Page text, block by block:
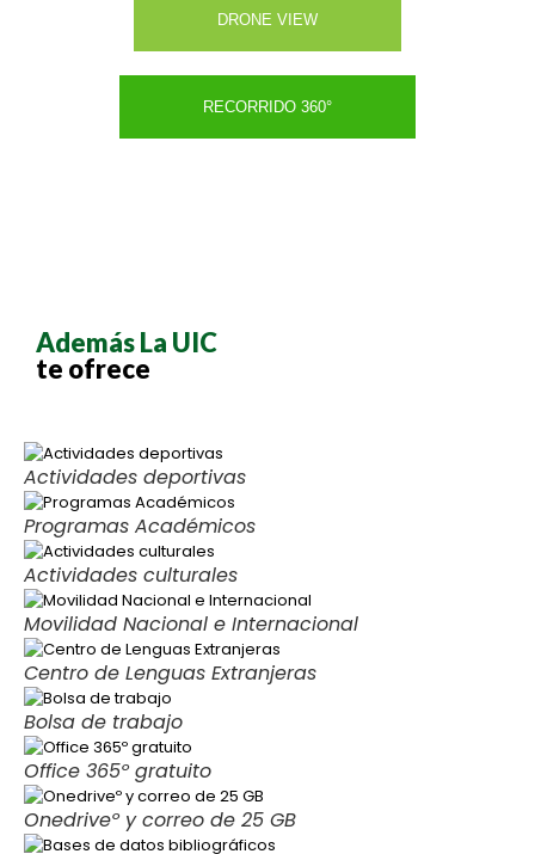
DRONE VIEW
RECORRIDO 360°
Además La UIC
te ofrece
Actividades deportivas
Programas Académicos
Actividades culturales
Movilidad Nacional e Internacional
Centro de Lenguas Extranjeras
Bolsa de trabajo
Office 365º gratuito
Onedriveº y correo de 25 GB